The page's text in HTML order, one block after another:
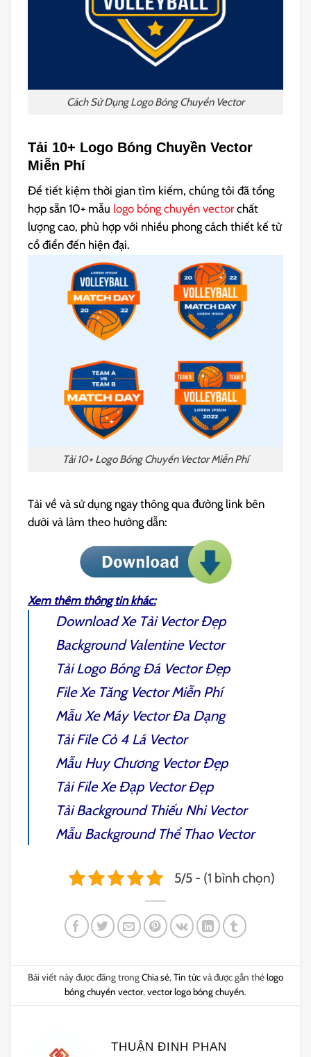
Cách Sử Dụng Logo Bóng Chuyền Vector
Tải 10+ Logo Bóng Chuyền Vector
Miễn Phí
Để tiết kiệm thời gian tìm kiếm, chúng tôi đã tổng
hợp sẵn 10+ mẫu logo bóng chuyền vectorchất
lượng cao, phù hợp với nhiều phong cách thiết kế từ
cổ điển đến hiện đại.
Tải 10+ Logo Bóng Chuyền Vector Miễn Phí
Tải về và sử dụng ngay thông qua đường link bên
dưới và làm theo hướng dẫn:
Xem thêm thông tin khác:
DownloadXe Tải VectorĐẹp
Background Valentine Vector
TảiLogo Bóng Đá VectorĐẹp
FileXe Tăng VectorMiễn Phí
MẫuXe Máy VectorĐa Dạng
Tải File Cỏ 4 Lá Vector
Mẫu Huy Chương VectorĐẹp
Tải FileXe Đạp VectorĐẹp
TảiBackground Thiếu Nhi Vector
Mẫu Background Thể Thao Vector
5/5 - (1 bình chọn)
Bài viết này được đăng trongChia sẻ,Tin tứcvà được gắn thẻlogo
bóng chuyền vector,vector logo bóng chuyền.
THUẬN ĐINH PHAN